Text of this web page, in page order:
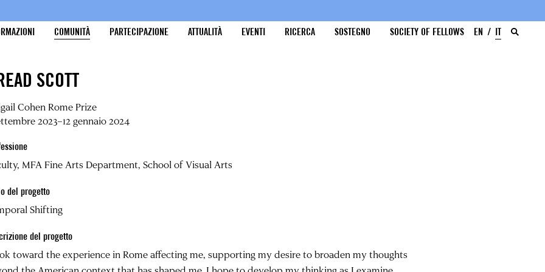
COMUNITÀ PARTECIPAZIONE ATTUALITÀ EVENTI RICERCA SOSTEGNO SOCIETY OF FELLOWS EN IT
SCOTT
Cohen Rome Prize
2023–12 gennaio 2024
MFA Fine Arts Department, School of Visual Arts
del progetto
Shifting
del progetto
toward the experience in Rome affecting me, supporting my desire to broaden my thoughts